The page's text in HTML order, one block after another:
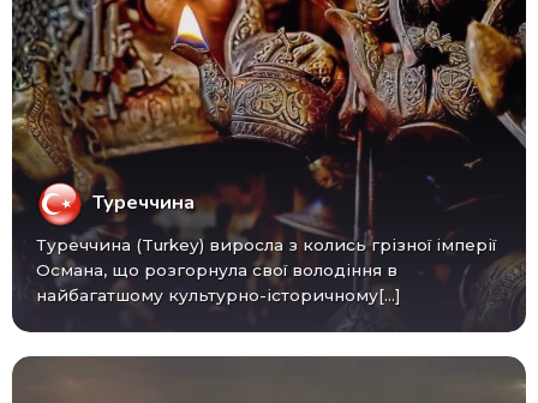
Туреччина
Туреччина (Turkey) виросла з колись грізної імперії
Османа, що розгорнула свої володіння в
найбагатшому культурно-історичному[...]